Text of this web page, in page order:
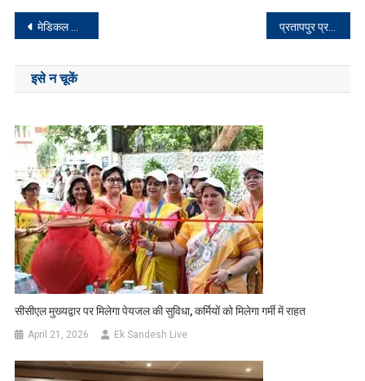
Post
navigation
मेडिकल कैंप मे 70 मरीजों का हुआ मुफ्त इलाज प्रतापपुर प्रखंड में मनरेगा योजना में फर्जीवाड़े का खेल जारी
इसे न चूकें
सीसीएल मुख्यद्वार पर मिलेगा पेयजल की सुविधा, कर्मियों को मिलेगा गर्मी में राहत
April 21, 2026 Ek Sandesh Live